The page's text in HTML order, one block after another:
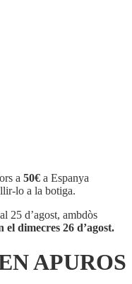
a 50€ a Espanya
lo a la botiga.
25 d’agost, ambdòs
dimecres 26 d’agost.
APUROS